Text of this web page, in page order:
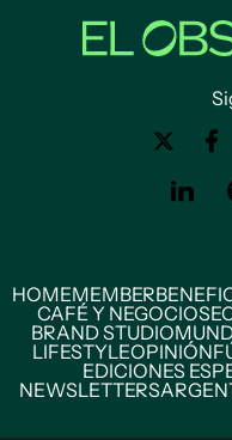
HOMEMEMBER
CAFÉ Y NEGOCIOS
BRAND STUDIO
LIFESTYLEOPINIÓN
EDICIONES
NEWSLETTERS